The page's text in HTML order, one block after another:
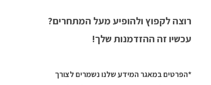
רוצה לקפוץ ולהופיע מעל המתחרים?
עכשיו זה ההזדמנות שלך!
*הפרטים במאגר המידע שלנו נשמרים לצורך